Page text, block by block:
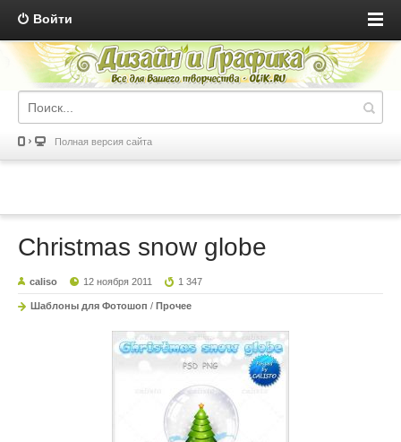
Войти
Полная версия сайта
Christmas snow globe
caliso 12 ноября 2011 1 347
Шаблоны для Фотошоп / Прочее